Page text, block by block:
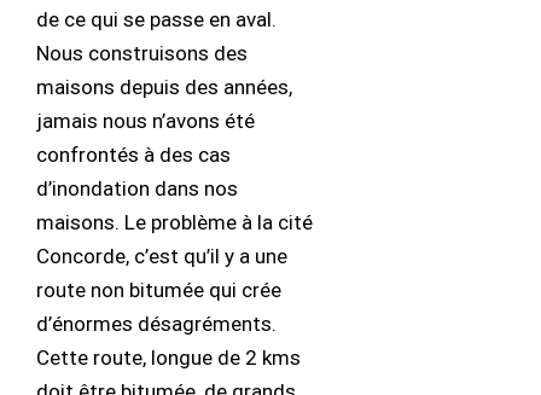
de ce qui se passe en aval.
Nous construisons des
maisons depuis des années,
jamais nous n’avons été
confrontés à des cas
d’inondation dans nos
maisons. Le problème à la cité
Concorde, c’est qu’il y a une
route non bitumée qui crée
d’énormes désagréments.
Cette route, longue de 2 kms